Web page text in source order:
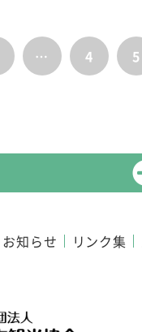
… 4 5
お知らせ リンク集